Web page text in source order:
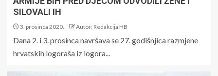
SILOVALI IH
3. prosinca 2020. Autor: Redakcija HB
Dana 2. i 3. prosinca navršava se 27. godišnjica razmjene
hrvatskih logoraša iz logora...